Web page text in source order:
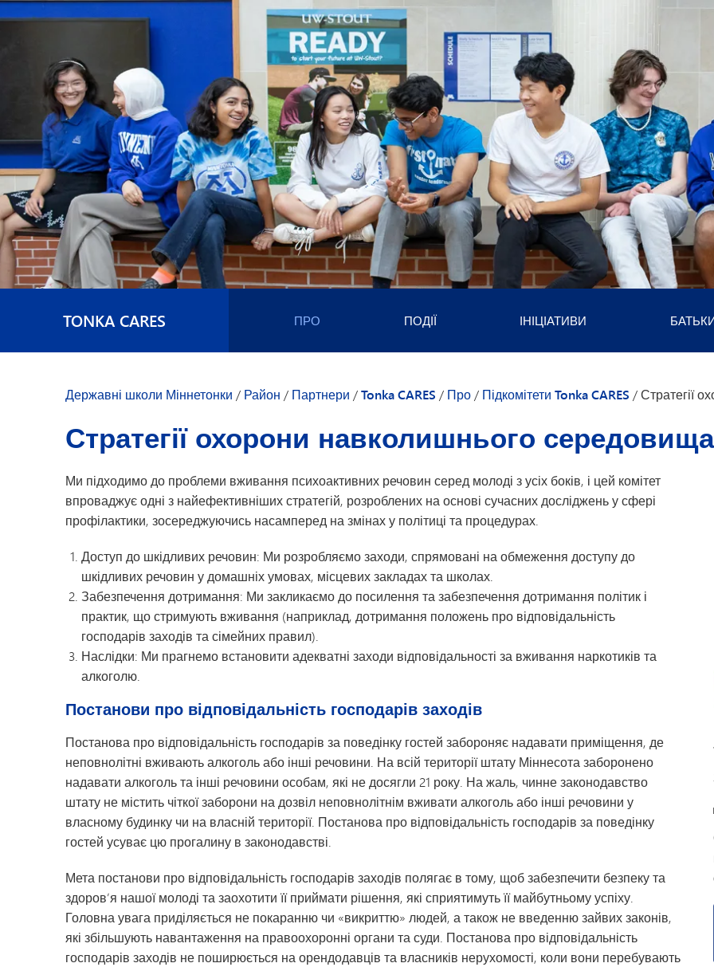
TONKA CARES ПРО
Розклад засідань Tonka CARES
ПОДІЇ ІНІЦІАТИВИ
Марихуана
Тютюн, вейпінг та електронні сигарети
Хімічна
Їжте.
Державні школи Міннетонки / Район / Партнери /Tonka CARES / Про/ Підкомітети Tonka CARES /Стратегії
Стратегії охорони навколишнього середовища
Ми підходимо до проблеми вживання психоактивних речовин серед молоді з усіх боків, і цей комітет
впроваджує одні з найефективніших стратегій, розроблених на основі сучасних досліджень у сфері
профілактики, зосереджуючись насамперед на змінах у політиці та процедурах.
Доступ до шкідливих речовин: Ми розробляємо заходи, спрямовані на обмеження доступу до
шкідливих речовин у домашніх умовах, місцевих закладах та школах.
Забезпечення дотримання: Ми закликаємо до посилення та забезпечення дотримання політик і
практик, що стримують вживання (наприклад, дотримання положень про відповідальність
господарів заходів та сімейних правил).
Наслідки: Ми прагнемо встановити адекватні заходи відповідальності за вживання наркотиків та
алкоголю.
Постанови про відповідальність господарів заходів
Постанова про відповідальність господарів за поведінку гостей забороняє надавати приміщення, де
неповнолітні вживають алкоголь або інші речовини. На всій території штату Міннесота заборонено
надавати алкоголь та інші речовини особам, які не досягли 21 року. На жаль, чинне законодавство
штату не містить чіткої заборони на дозвіл неповнолітнім вживати алкоголь або інші речовини у
власному будинку чи на власній території. Постанова про відповідальність господарів за поведінку
гостей усуває цю прогалину в законодавстві.
Мета постанови про відповідальність господарів заходів полягає в тому, щоб забезпечити безпеку та
здоров’я нашої молоді та заохотити її приймати рішення, які сприятимуть її майбутньому успіху.
Головна увага приділяється не покаранню чи «викриттю» людей, а також не введенню зайвих законів,
які збільшують навантаження на правоохоронні органи та суди. Постанова про відповідальність
господарів заходів не поширюється на орендодавців та власників нерухомості, коли вони перебувають